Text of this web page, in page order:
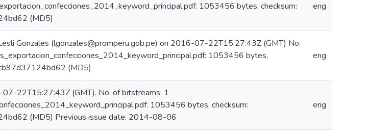
1053456 bytes, checksum:
(MD5)
eng
Gonzales (lgonzales@promperu.gob.pe) on 2016-07-22T15:27:43Z (GMT) No.
1053456 bytes,
(MD5)
eng
22T15:27:43Z (GMT). No. of bitstreams: 1
1053456 bytes, checksum:
(MD5) Previous issue date: 2014-08-06
eng